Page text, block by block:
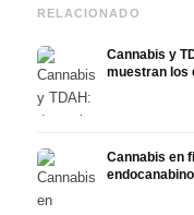
RELACIONADO
Cannabis y
muestran los
Cannabis en